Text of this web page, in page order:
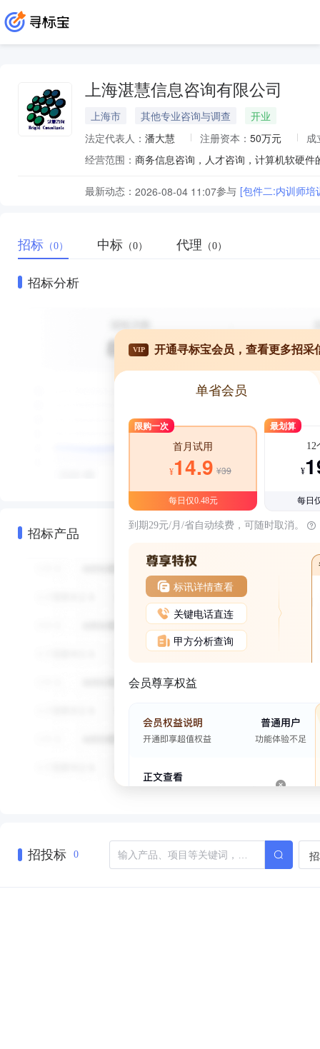
上海湛慧信息咨询有限公司
上海市 其他专业咨询与调查
开业
法定代表人： 潘大慧 注册资本： 50万元
成
经营范围：
最新动态： 2026-08-04 11:07参与 [包件二:内训师
招标 （0） 中标 （0） 代理 （0）
招标分析
招标产品
VIP 开通寻标宝会员，查看更多招采
单省会员
限购一次
首月试用
¥14.9 ¥39
每日仅0.48元
最划算
12
¥
每日
到期29元/月/省自动续费，可随时取消。
标讯详情查看
关键电话直连
甲方分析查询
会员尊享权益
招投标 0